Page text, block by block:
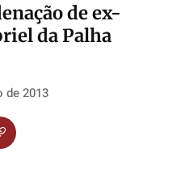
de ex-
da Palha
de 2013